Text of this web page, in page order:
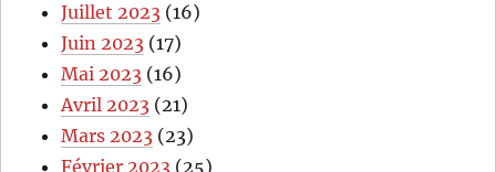
Juillet 2023 (16)
Juin 2023 (17)
Mai 2023 (16)
Avril 2023 (21)
Mars 2023 (23)
Février 2023 (25)